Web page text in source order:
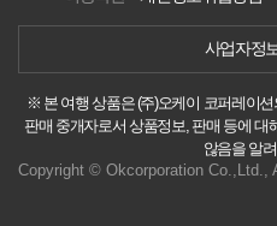
사업자정
※ 본 여행 상품은 (주)오케이 코퍼레이
판매 중개자로서 상품정보, 판매 등에 대
않음을 알
Copyright © Okcorporation Co.,Ltd.,